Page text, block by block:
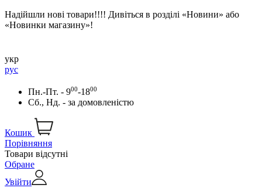
Надійшли нові товари!!!! Дивіться в розділі «Новини» або
«Новинки магазину»!
укр
рус
Пн.-Пт. - 900-1800
Сб., Нд. - за домовленістю
Кошик
Порівняння
Товари відсутні
Обране
Увійти